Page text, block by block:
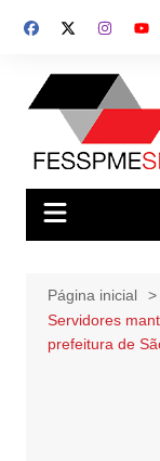
para
conteúdo
Página inicial
Servidores
prefeitura de